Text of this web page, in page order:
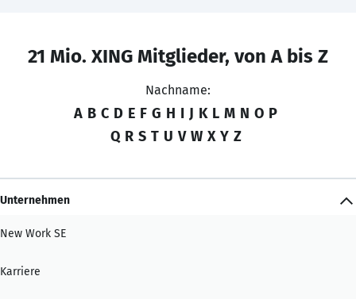
21 Mio. XING Mitglieder, von A bis Z
Nachname:
A B C D E F G H I J K L M N O P
Q R S T U V W X Y Z
Unternehmen
New Work SE
Karriere